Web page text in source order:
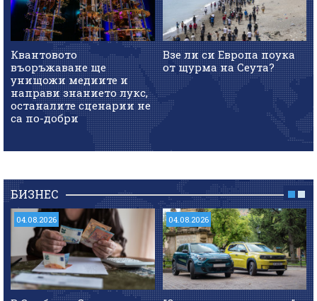
Квантовото
въоръжаване ще
унищожи медиите и
направи знанието лукс,
останалите сценарии не
са по-добри
Взе ли си Европа поука
от щурма на Сеута?
БИЗНЕС
04.08.2026 04.08.2026